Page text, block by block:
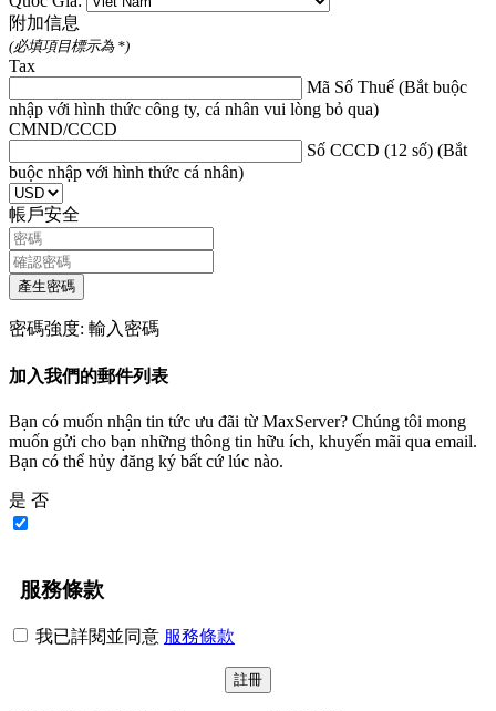
附加信息
(必填項目標示為 *)
Tax
Mã Số Thuế (Bắt buộc
nhập với hình thức công ty, cá nhân vui lòng bỏ qua)
CMND/CCCD
Số CCCD (12 số) (Bắt
buộc nhập với hình thức cá nhân)
帳戶安全
產生密碼
密碼強度: 輸入密碼
加入我們的郵件列表
Bạn có muốn nhận tin tức ưu đãi từ MaxServer? Chúng tôi mong
muốn gửi cho bạn những thông tin hữu ích, khuyến mãi qua email.
Bạn có thể hủy đăng ký bất cứ lúc nào.
是 否
服務條款
我已詳閱並同意 服務條款